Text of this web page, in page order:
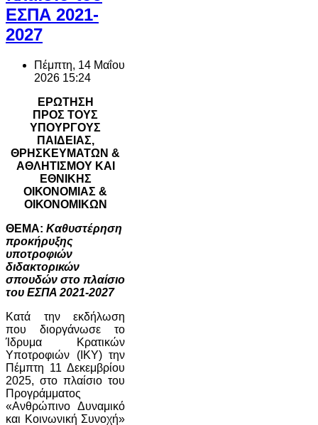
ΕΣΠΑ 2021-
2027
Πέμπτη, 14 Μαΐου
2026 15:24
ΕΡΩΤΗΣΗ
ΠΡΟΣ ΤΟΥΣ
ΥΠΟΥΡΓΟΥΣ
ΠΑΙΔΕΙΑΣ,
ΘΡΗΣΚΕΥΜΑΤΩΝ &
ΑΘΛΗΤΙΣΜΟΥ ΚΑΙ
ΕΘΝΙΚΗΣ
ΟΙΚΟΝΟΜΙΑΣ &
ΟΙΚΟΝΟΜΙΚΩΝ
ΘΕΜΑ: Καθυστέρηση
προκήρυξης
υποτροφιών
διδακτορικών
σπουδών στο πλαίσιο
του ΕΣΠΑ 2021-2027
Κατά την εκδήλωση
που διοργάνωσε το
Ίδρυμα Κρατικών
Υποτροφιών (ΙΚΥ) την
Πέμπτη 11 Δεκεμβρίου
2025, στο πλαίσιο του
Προγράμματος
«Ανθρώπινο Δυναμικό
και Κοινωνική Συνοχή»